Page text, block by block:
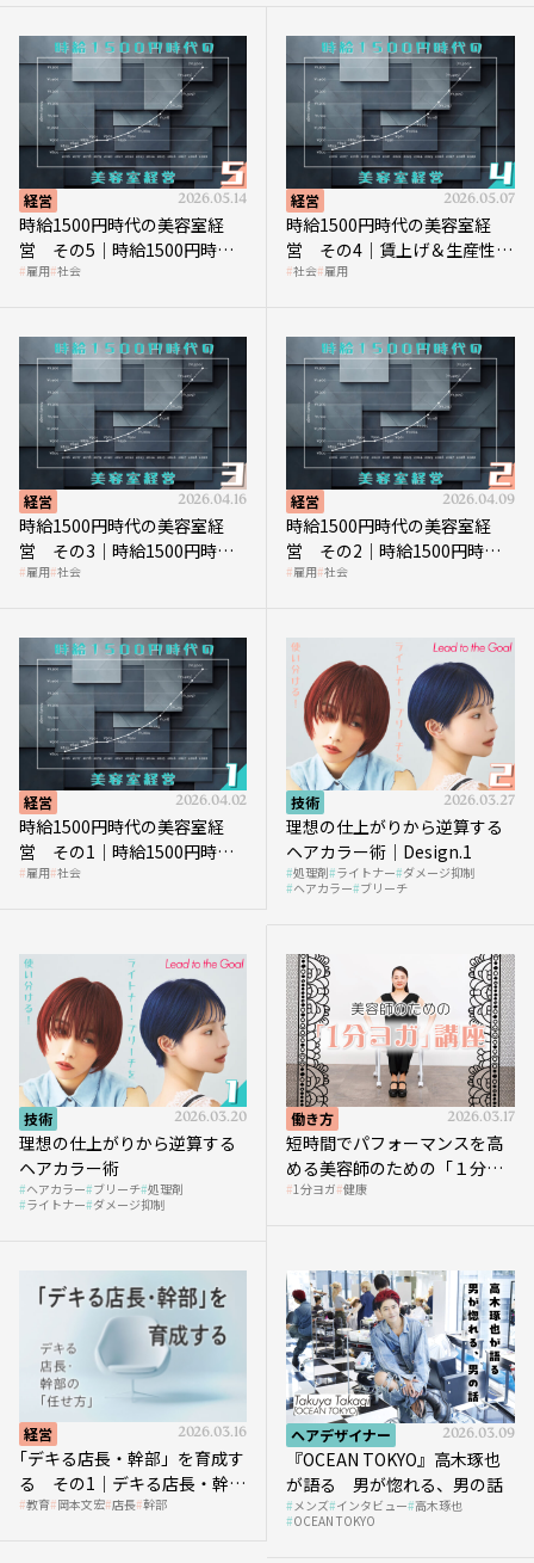
経営 2026.05.14
時給1500円時代の美容室経
営 その5｜時給1500円時代
の到来は美容業の収益構造を
雇用 社会
経営 2026.05.07
時給1500円時代の美容室経
営 その4｜賃上げ＆生産性向
上につなげる賢い助成金活用
社会 雇用
経営 2026.04.16
時給1500円時代の美容室経
営 その3｜時給1500円時
代、美容業はどのような影響
雇用 社会
経営 2026.04.09
時給1500円時代の美容室経
営 その2｜時給1500円時代
に支払う給与はいくらなのか
雇用 社会
経営 2026.04.02
時給1500円時代の美容室経
営 その1｜時給1500円時代
へ向かう社会的背景
雇用 社会
技術 2026.03.27
理想の仕上がりから逆算する
ヘアカラー術｜Design.1
処理剤 ライトナー ダメージ抑制
ヘアカラー ブリーチ
技術 2026.03.20
理想の仕上がりから逆算する
ヘアカラー術
ヘアカラー ブリーチ 処理剤
ライトナー ダメージ抑制
働き方 2026.03.17
短時間でパフォーマンスを高
める美容師のための「１分ヨ
ガ」講座｜実践編
1分ヨガ 健康
経営 2026.03.16
｢デキる店長・幹部」を育成す
る その1｜デキる店長・幹部
の「任せ方」
教育 岡本文宏 店長 幹部
ヘアデザイナー 2026.03.09
『OCEAN TOKYO』高木琢也
が語る 男が惚れる、男の話
メンズ インタビュー 高木琢也
OCEAN TOKYO